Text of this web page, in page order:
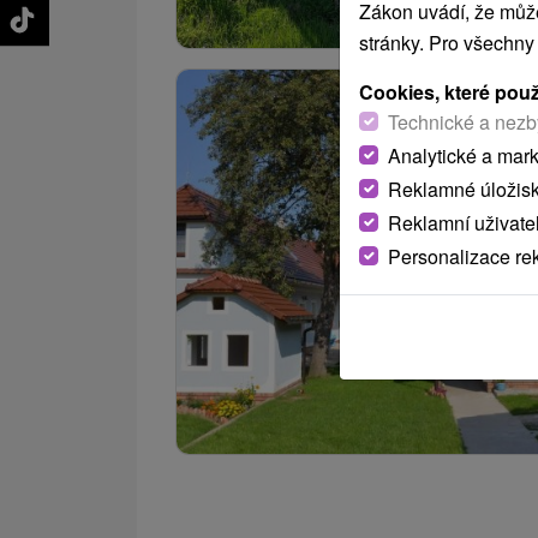
Zákon uvádí, že
stránky. Pro
Cookies, které
Technické a
Analytické a
Reklamné
Reklamní
Personalizace